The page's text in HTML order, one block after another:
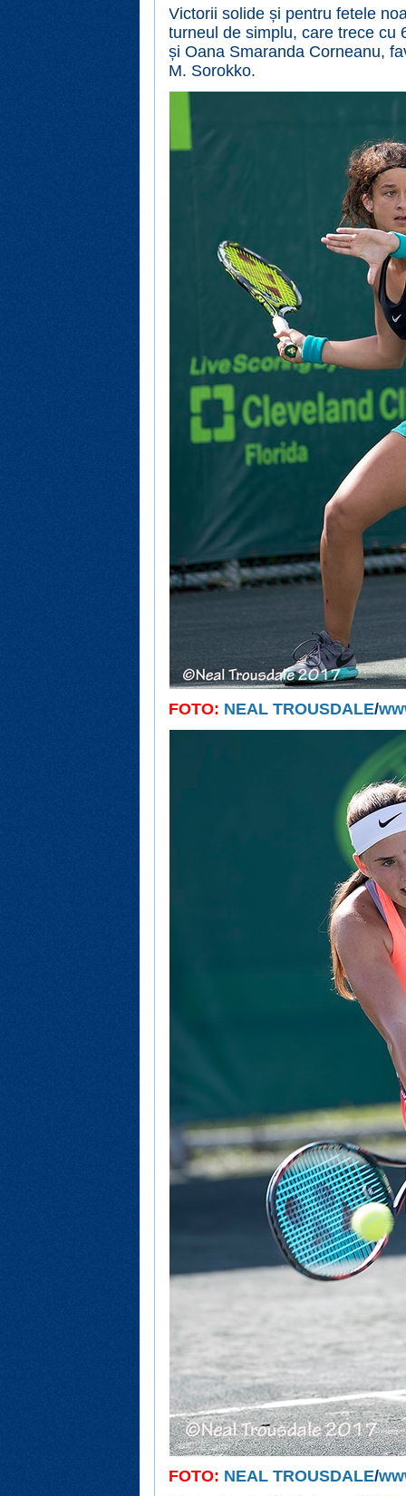
Victorii solide și pentru fetele
turneul de simplu, care trece cu
și Oana Smaranda Corneanu,
M. Sorokko.
FOTO: NEAL TROUSDALE/
FOTO: NEAL TROUSDALE/